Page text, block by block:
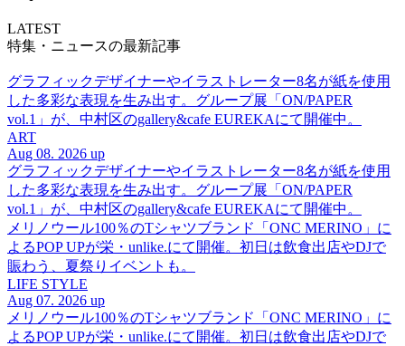
LATEST
特集・ニュースの最新記事
グラフィックデザイナーやイラストレーター8名が紙を使用
した多彩な表現を生み出す。グループ展「ON/PAPER
vol.1」が、中村区のgallery&cafe EUREKAにて開催中。
ART
Aug 08. 2026 up
グラフィックデザイナーやイラストレーター8名が紙を使用
した多彩な表現を生み出す。グループ展「ON/PAPER
vol.1」が、中村区のgallery&cafe EUREKAにて開催中。
メリノウール100％のTシャツブランド「ONC MERINO」に
よるPOP UPが栄・unlike.にて開催。初日は飲食出店やDJで
賑わう、夏祭りイベントも。
LIFE STYLE
Aug 07. 2026 up
メリノウール100％のTシャツブランド「ONC MERINO」に
よるPOP UPが栄・unlike.にて開催。初日は飲食出店やDJで